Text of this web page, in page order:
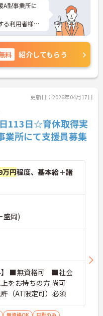
A型事業所に
る利用者様へ
、プライベー
です。
トなど、さら
にご相談くだ
料 紹介してもらう
更新日：2026年04月17日
日113日☆育休取得実
所にて支援員募集
万円程度、基本給＋諸
盛岡)
】 ■無資格可 ■社会
をお持ちの方 尚可
（AT限定可）必須